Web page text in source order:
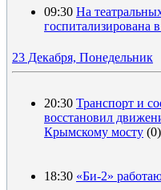
09:30 На
госпитализирована
23 Декабря, Понедельник
20:30 Транспорт и
восстановил
Крымскому мосту (0)
18:30 «Би-2»